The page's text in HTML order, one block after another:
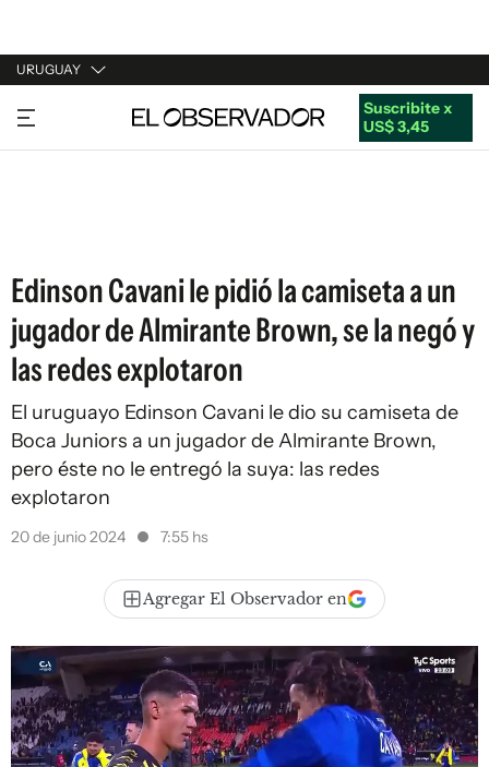
URUGUAY
URUGUAY
ARGENTINA
Suscribite x
US$ 3,45
Edinson Cavani le pidió la camiseta a un
jugador de Almirante Brown, se la negó y
las redes explotaron
El uruguayo Edinson Cavani le dio su camiseta de
Boca Juniors a un jugador de Almirante Brown,
pero éste no le entregó la suya: las redes
explotaron
20 de junio 2024 7:55 hs
Agregar El Observador en